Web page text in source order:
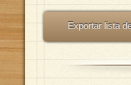
Exportar lista